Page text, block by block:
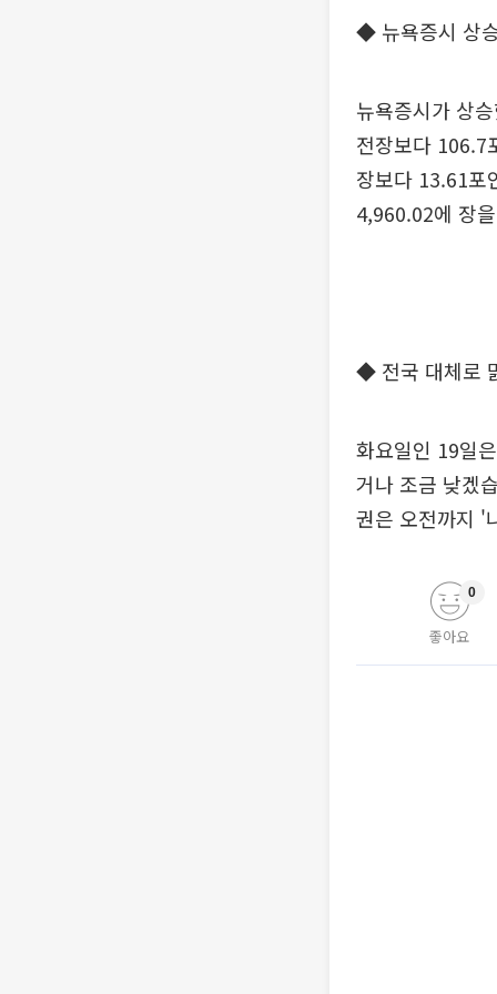
◆ 뉴욕증시 상
뉴욕증시가 상
전장보다 106.7
장보다 13.61포
4,960.02에 장
◆ 전국 대체로
화요일인 19일
거나 조금 낮겠
권은 오전까지 '
좋아요
0